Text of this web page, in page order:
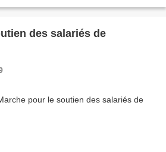
des salariés de